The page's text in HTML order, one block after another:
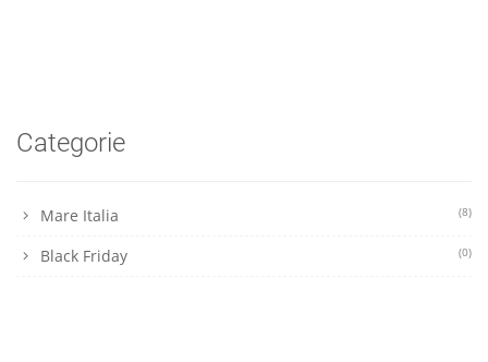
Categorie
Mare Italia (8)
Black Friday (0)